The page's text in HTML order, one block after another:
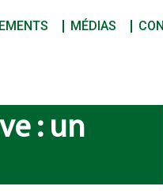
MÉDIAS
: un